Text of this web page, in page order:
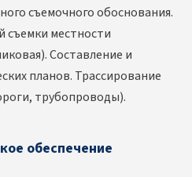
съемочного обоснования.
местности
Составление и
планов. Трассирование
трубопроводы).
обеспечение